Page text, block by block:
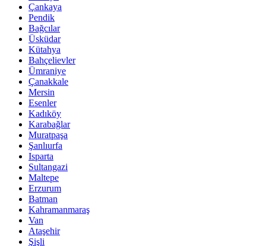
Çankaya
Pendik
Bağcılar
Üsküdar
Kütahya
Bahçelievler
Ümraniye
Çanakkale
Mersin
Esenler
Kadıköy
Karabağlar
Muratpaşa
Şanlıurfa
Isparta
Sultangazi
Maltepe
Erzurum
Batman
Kahramanmaraş
Van
Ataşehir
Şişli